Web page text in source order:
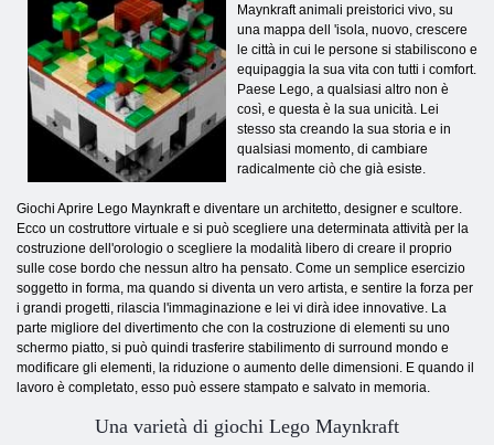
Maynkraft animali preistorici vivo, su
una mappa dell 'isola, nuovo, crescere
le città in cui le persone si stabiliscono e
equipaggia la sua vita con tutti i comfort.
Paese Lego, a qualsiasi altro non è
così, e questa è la sua unicità. Lei
stesso sta creando la sua storia e in
qualsiasi momento, di cambiare
radicalmente ciò che già esiste.
Giochi Aprire Lego Maynkraft e diventare un architetto, designer e scultore.
Ecco un costruttore virtuale e si può scegliere una determinata attività per la
costruzione dell'orologio o scegliere la modalità libero di creare il proprio
sulle cose bordo che nessun altro ha pensato. Come un semplice esercizio
soggetto in forma, ma quando si diventa un vero artista, e sentire la forza per
i grandi progetti, rilascia l'immaginazione e lei vi dirà idee innovative. La
parte migliore del divertimento che con la costruzione di elementi su uno
schermo piatto, si può quindi trasferire stabilimento di surround mondo e
modificare gli elementi, la riduzione o aumento delle dimensioni. E quando il
lavoro è completato, esso può essere stampato e salvato in memoria.
Una varietà di giochi Lego Maynkraft